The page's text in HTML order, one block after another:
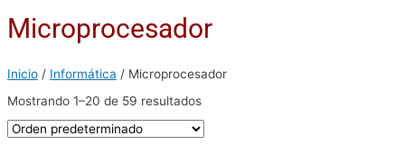
Microprocesador
Inicio / Informática / Microprocesador
Mostrando 1–20 de 59 resultados